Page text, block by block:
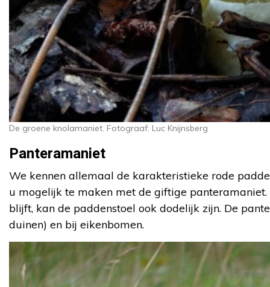
De groene knolamaniet. Fotograaf: Luc Knijnsberg
Panteramaniet
We kennen allemaal de karakteristieke rode
u mogelijk te maken met de giftige
blijft, kan de paddenstoel ook dodelijk zijn. De
duinen) en bij eikenbomen.